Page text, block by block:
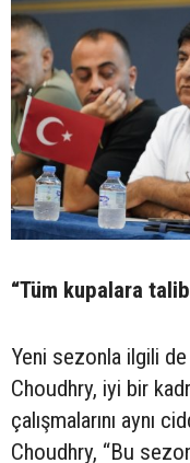
“Tüm kupalara
Yeni sezonla ilgili
Choudhry, iyi bir
çalışmalarını aynı
Choudhry, “Bu